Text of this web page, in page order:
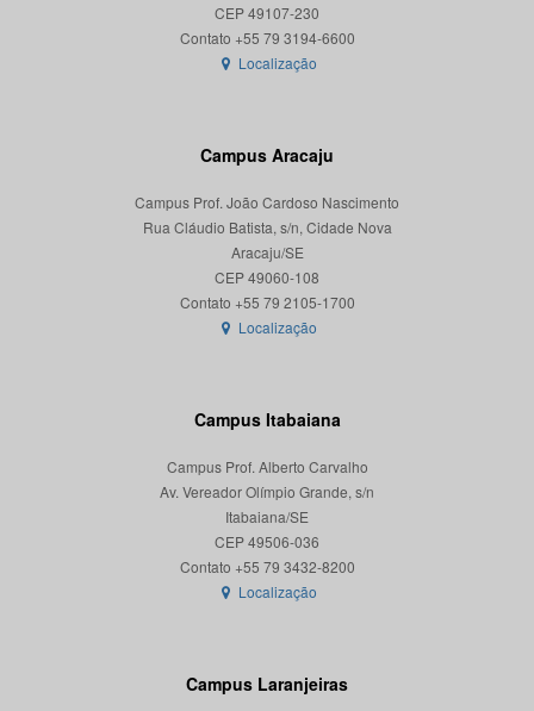
CEP 49107-230
Localização
Campus Aracaju
Campus Prof. João Cardoso Nascimento
Rua Cláudio Batista, s/n, Cidade Nova
Aracaju/SE
CEP 49060-108
Localização
Campus Itabaiana
Campus Prof. Alberto Carvalho
Av. Vereador Olímpio Grande, s/n
Itabaiana/SE
CEP 49506-036
Localização
Campus Laranjeiras